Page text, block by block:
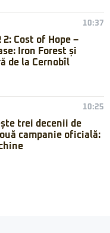
10:37
2: Cost of Hope –
Iron Forest și
de la Cernobîl
10:25
trei decenii de
campanie oficială: